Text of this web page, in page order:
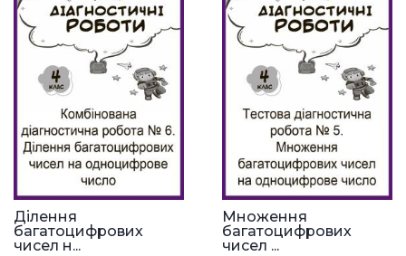
Ділення
багатоцифрових
чисел н...
Множення
багатоцифрових
чисел ...